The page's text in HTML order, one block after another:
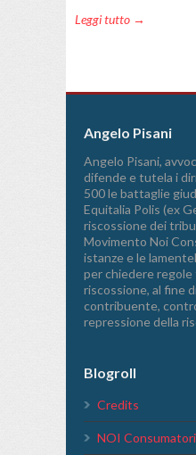
Leggi tutto →
Angelo Pisani
Angelo Pisani,
difende e tutela i
500 le battaglie
Equitalia Polis (ex
riscossione dei
Movimento Noi
istanze e le
per chiedere
riscossione, al fine
contribuente,
repressione della
Blogroll
Credits
NOI Consumatori